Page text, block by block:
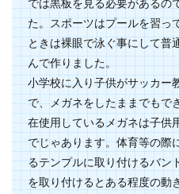
チューリッ
えるのは良
在を忘れ...
洗濯槽
処方法
洗濯槽のカ
では黒板を見る必要があるの
た。スポーツはプールを習っ
ときは裸眼で泳ぐ事にして普
んで作りました。
小学校に入り子供がサッカー
で、メガネをしたままでもで
在使用しているメガネは子供
でじゃあります。体育等の際
るテンプルに取り付けるバン
を取り付けるとある程度の動